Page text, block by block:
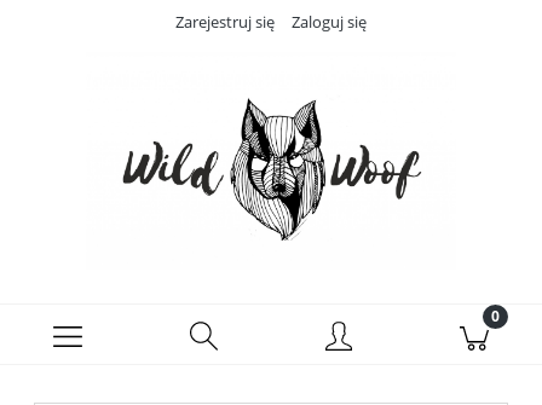
Zarejestruj się Zaloguj się